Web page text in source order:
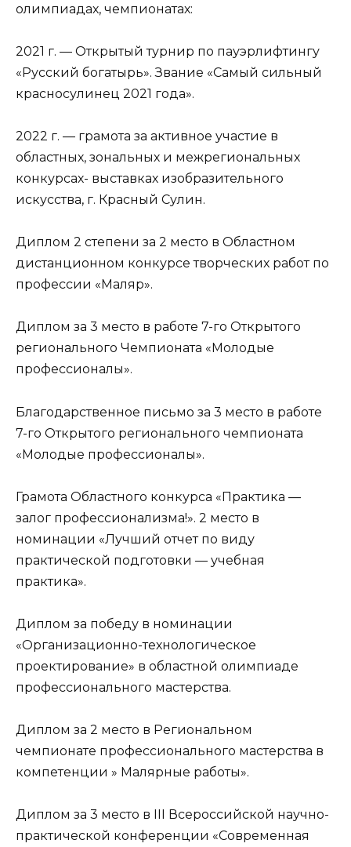
олимпиадах, чемпионатах:
2021 г. — Открытый турнир по пауэрлифтингу
«Русский богатырь». Звание «Самый сильный
красносулинец 2021 года».
2022 г. — грамота за активное участие в
областных, зональных и межрегиональных
конкурсах- выставках изобразительного
искусства, г. Красный Сулин.
Диплом 2 степени за 2 место в Областном
дистанционном конкурсе творческих работ по
профессии «Маляр».
Диплом за 3 место в работе 7-го Открытого
регионального Чемпионата «Молодые
профессионалы».
Благодарственное письмо за 3 место в работе
7-го Открытого регионального чемпионата
«Молодые профессионалы».
Грамота Областного конкурса «Практика —
залог профессионализма!». 2 место в
номинации «Лучший отчет по виду
практической подготовки — учебная
практика».
Диплом за победу в номинации
«Организационно-технологическое
проектирование» в областной олимпиаде
профессионального мастерства.
Диплом за 2 место в Региональном
чемпионате профессионального мастерства в
компетенции » Малярные работы».
Диплом за 3 место в III Всероссийской научно-
практической конференции «Современная